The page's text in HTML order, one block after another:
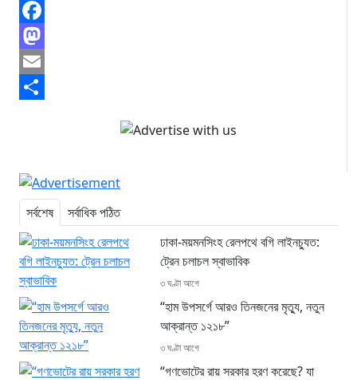
Facebook
Mastodon
Email
সর্বশেষ
সর্বাধিক পঠিত
ঢাকা-ময়মনসিংহ রেলপথে বগি লাইনচ্যুত:
ট্রেন চলাচল স্বাভাবিক
৩ ঘণ্টা আগে
“হাম উপসর্গে আরও তিনজনের মৃত্যু, নতুন
আক্রান্ত ১২১৮”
৩ ঘণ্টা আগে
“গণভোটের রায় সরকার হরণ করেছে? যা